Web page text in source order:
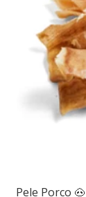
Pele Porco 🐽